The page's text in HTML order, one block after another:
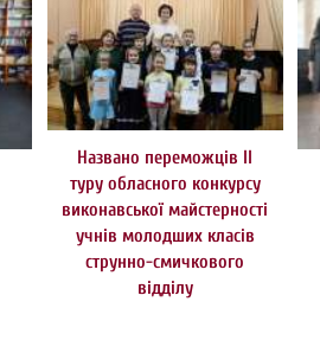
Названо переможців ІІ
туру обласного конкурсу
виконавської майстерності
учнів молодших класів
струнно-смичкового
відділу